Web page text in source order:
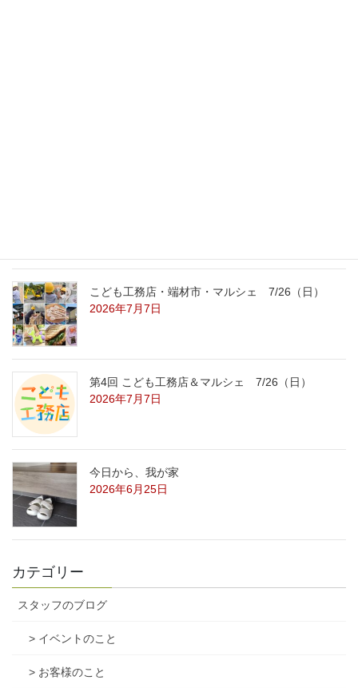
こども工務店・端材市・マルシェ 7/26（日）
2026年7月7日
第4回 こども工務店＆マルシェ 7/26（日）
2026年7月7日
今日から、我が家
2026年6月25日
カテゴリー
スタッフのブログ
> イベントのこと
> お客様のこと